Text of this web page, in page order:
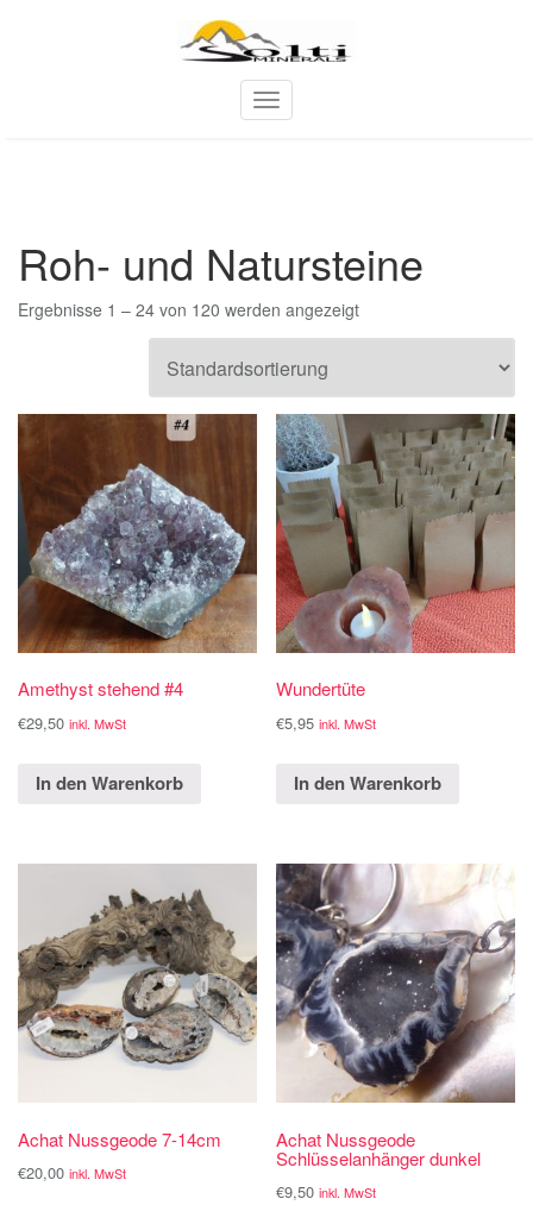
T
o
a
i
g
a
Roh- und Natursteine
Ergebnisse 1 – 24 von 120 werden angezeigt
Amethyst stehend #4
€29,50 inkl. MwSt
In den Warenkorb
Wundertüte
€5,95 inkl. MwSt
In den Warenkorb
Achat Nussgeode 7-14cm
€20,00 inkl. MwSt
Achat Nussgeode
Schlüsselanhänger dunkel
€9,50 inkl. MwSt